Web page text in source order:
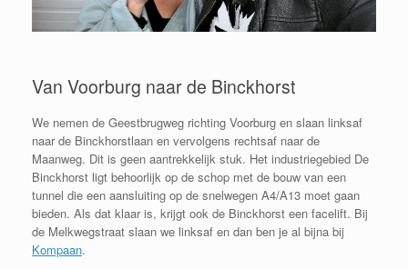
Van Voorburg naar de Binckhorst
We nemen de Geestbrugweg richting Voorburg en slaan linksaf
naar de Binckhorstlaan en vervolgens rechtsaf naar de
Maanweg. Dit is geen aantrekkelijk stuk. Het industriegebied De
Binckhorst ligt behoorlijk op de schop met de bouw van een
tunnel die een aansluiting op de snelwegen A4/A13 moet gaan
bieden. Als dat klaar is, krijgt ook de Binckhorst een facelift. Bij
de Melkwegstraat slaan we linksaf en dan ben je al bijna bij
Kompaan.